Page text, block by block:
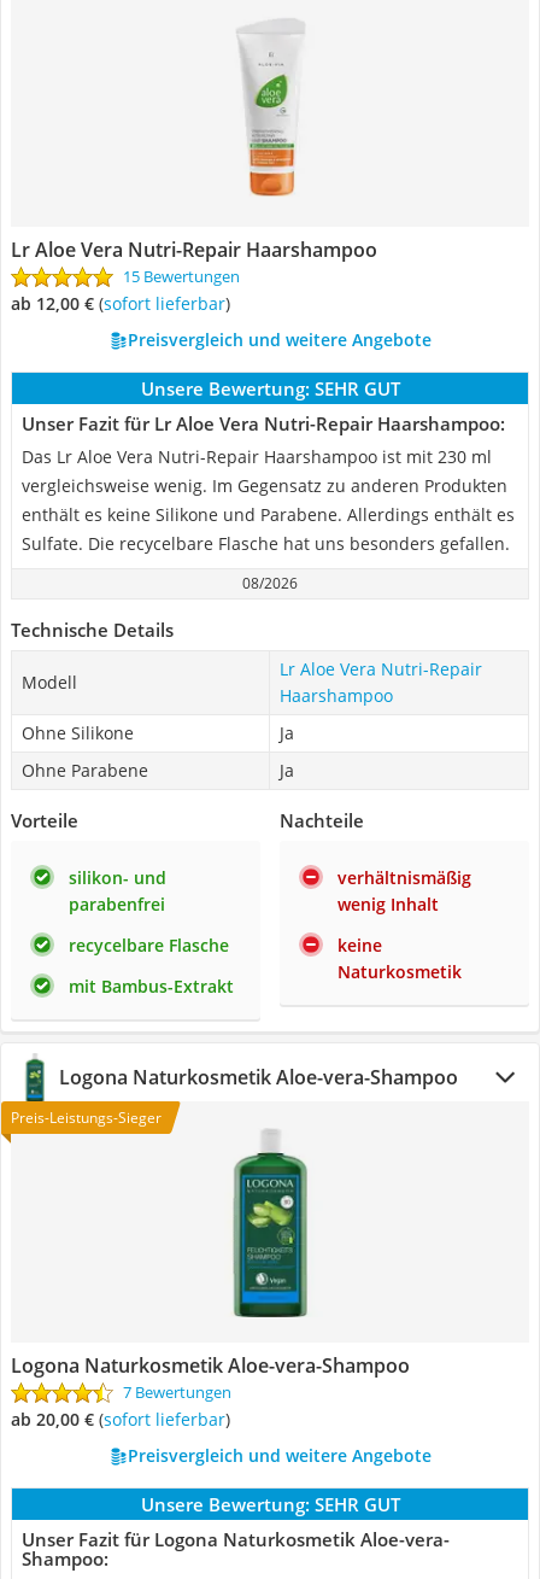
‎Lr Aloe Vera Nutri-Repair Haarshampoo
15 Bewertungen
ab 12,00 € ( Sofort lieferbar)
Preisvergleich und weitere Angebote
Unsere Bewertung: SEHR GUT
Unser Fazit für ‎Lr Aloe Vera Nutri-Repair Haarshampoo:
Das ‎Lr Aloe Vera Nutri-Repair Haarshampoo ist mit 230 ml
vergleichsweise wenig. Im Gegensatz zu anderen Produkten
enthält es keine Silikone und Parabene. Allerdings enthält es
Sulfate. Die recycelbare Flasche hat uns besonders gefallen.
08/2026
Technische Details
Modell
‎Lr Aloe Vera Nutri-Repair
Haarshampoo
Ohne Silikone
Ja
Ohne Parabene
Ja
Vorteile
silikon- und
parabenfrei
recycelbare Flasche
mit Bambus-Extrakt
Nachteile
verhältnismäßig
wenig Inhalt
keine
Naturkosmetik
Logona Naturkosmetik Aloe-vera-Shampoo
Preis-Leistungs-Sieger
Logona Naturkosmetik Aloe-vera-Shampoo
7 Bewertungen
ab 20,00 € ( Sofort lieferbar)
Preisvergleich und weitere Angebote
Unsere Bewertung: SEHR GUT
Unser Fazit für Logona Naturkosmetik Aloe-vera-
Shampoo: